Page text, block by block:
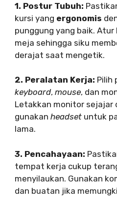
1. Postur Tubuh:
kursi yang ergonomis
punggung yang baik.
meja sehingga siku
derajat saat mengetik.
2. Peralatan Kerja: Pilih
keyboard, mouse, dan
Letakkan monitor sejajar
gunakan headset untuk
lama.
3. Pencahayaan:
tempat kerja cukup
menyilaukan. Gunakan
dan buatan jika